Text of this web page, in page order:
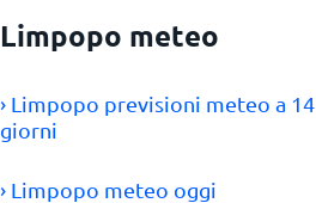
Limpopo meteo
› Limpopo previsioni meteo a 14
giorni
› Limpopo meteo oggi